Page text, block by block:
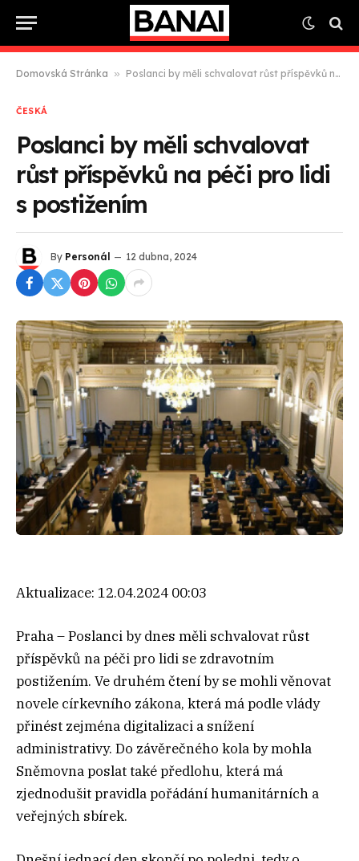
Domovská Stránka » Poslanci by měli schvalovat růst příspěvků na péči pro lidi s postižením
ČESKÁ
Poslanci by měli schvalovat
růst příspěvků na péči pro lidi
s postižením
By Personál 12 dubna, 2024
Aktualizace: 12.04.2024 00:03
Praha – Poslanci by dnes měli schvalovat růst
příspěvků na péči pro lidi se zdravotním
postižením. Ve druhém čtení by se mohli věnovat
novele církevního zákona, která má podle vlády
přinést zejména digitalizaci a snížení
administrativy. Do závěrečného kola by mohla
Sněmovna poslat také předlohu, která má
zjednodušit pravidla pořádání humanitárních a
veřejných sbírek.